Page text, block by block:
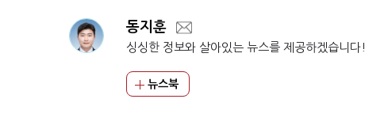
동지훈
싱싱한 정보와 살아있는 뉴스를 제공하겠습니다!
뉴스북